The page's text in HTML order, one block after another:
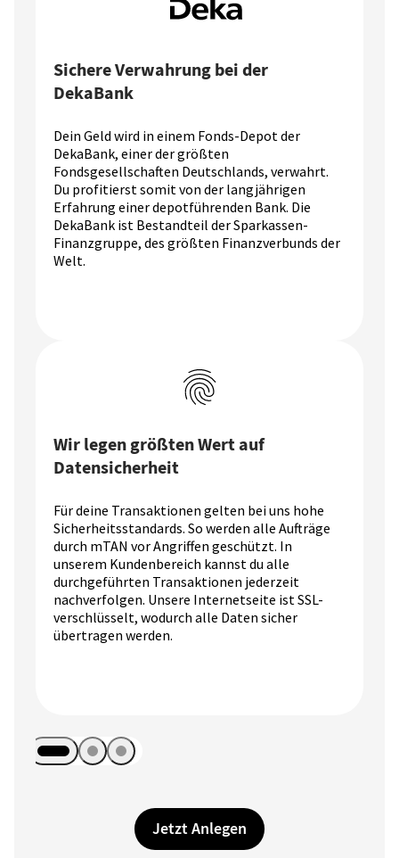
Sichere Verwahrung bei der
DekaBank
Dein Geld wird in einem Fonds-Depot der
DekaBank, einer der größten
Fondsgesellschaften Deutschlands, verwahrt.
Du profitierst somit von der langjährigen
Erfahrung einer depotführenden Bank. Die
DekaBank ist Bestandteil der Sparkassen-
Finanzgruppe, des größten Finanzverbunds der
Welt.
Wir legen größten Wert auf
Datensicherheit
Für deine Transaktionen gelten bei uns hohe
Sicherheitsstandards. So werden alle Aufträge
durch mTAN vor Angriffen geschützt. In
unserem Kundenbereich kannst du alle
durchgeführten Transaktionen jederzeit
nachverfolgen. Unsere Internetseite ist SSL-
verschlüsselt, wodurch alle Daten sicher
übertragen werden.
Jetzt Anlegen